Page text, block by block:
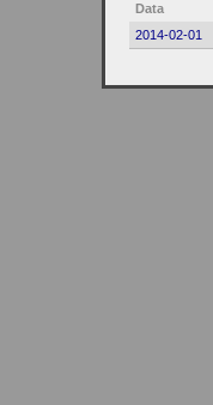
Data
2014-02-01